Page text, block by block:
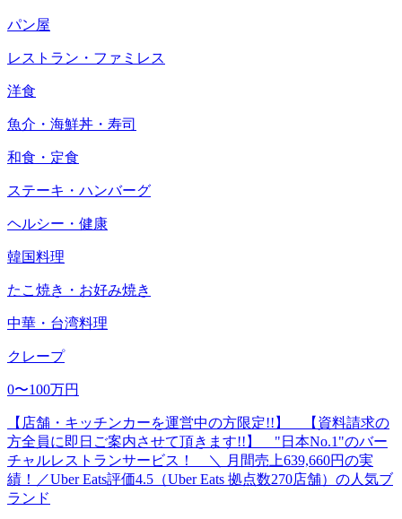
パン屋
レストラン・ファミレス
洋食
魚介・海鮮丼・寿司
和食・定食
ステーキ・ハンバーグ
ヘルシー・健康
韓国料理
たこ焼き・お好み焼き
中華・台湾料理
クレープ
0〜100万円
【店舗・キッチンカーを運営中の方限定!!】 【資料請求の
方全員に即日ご案内させて頂きます!!】 "日本No.1"のバー
チャルレストランサービス！ ＼ 月間売上639,660円の実
績！／Uber Eats評価4.5（Uber Eats 拠点数270店舗）の人気ブ
ランド